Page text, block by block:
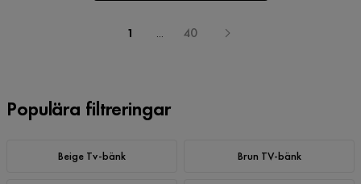
1 ... 40
Populära filtreringar
Beige Tv-bänk Brun TV-bänk